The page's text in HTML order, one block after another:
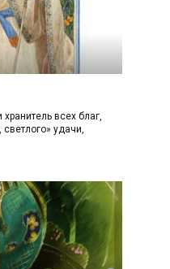
всех благ,
удачи,